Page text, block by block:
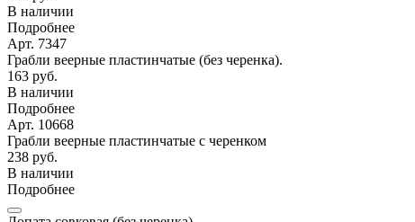
В наличии
Подробнее
Арт. 7347
Грабли веерные пластинчатые (без черенка).
163 руб.
В наличии
Подробнее
Арт. 10668
Грабли веерные пластинчатые с черенком
238 руб.
В наличии
Подробнее